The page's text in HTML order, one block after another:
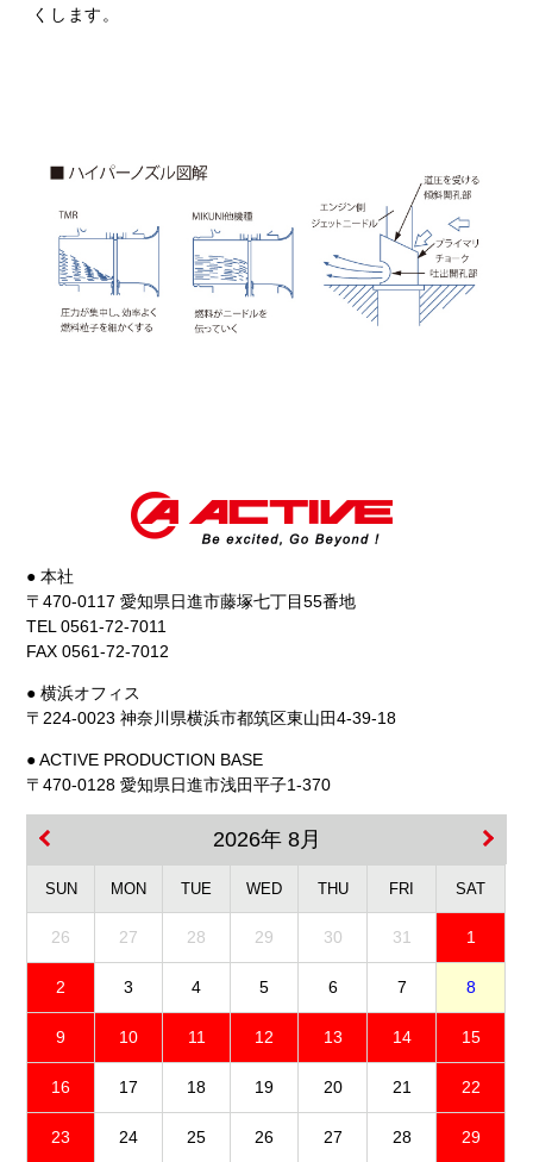
くします。
● 本社
〒470-0117 愛知県日進市藤塚七丁目55番地
TEL 0561-72-7011
FAX 0561-72-7012
● 横浜オフィス
〒224-0023 神奈川県横浜市都筑区東山田4-39-18
● ACTIVE PRODUCTION BASE
〒470-0128 愛知県日進市浅田平子1-370
2026年 8月
SUN MON TUE WED THU FRI SAT
26 27 28 29 30 31 1
2 3 4 5 6 7 8
9 10 11 12 13 14 15
16 17 18 19 20 21 22
23 24 25 26 27 28 29